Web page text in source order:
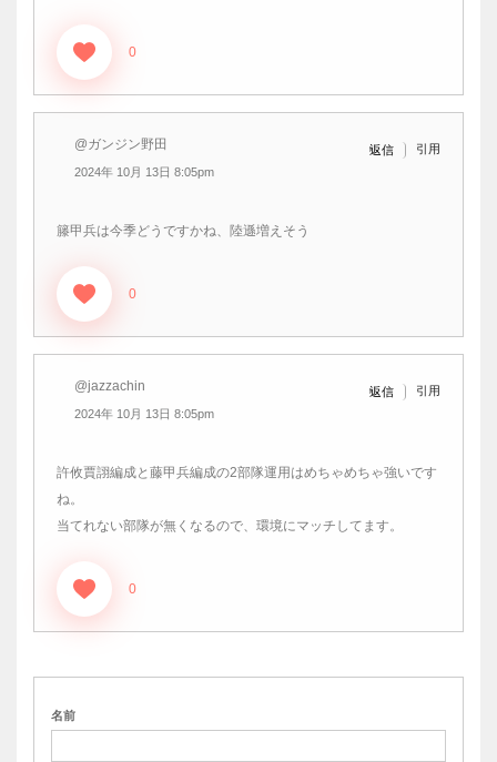
0
@ガンジン野田
2024年 10月 13日 8:05pm
返信 引用
籐甲兵は今季どうですかね、陸遜増えそう
0
@jazzachin
2024年 10月 13日 8:05pm
返信 引用
許攸賈詡編成と藤甲兵編成の2部隊運用はめちゃめちゃ強いです
ね。
当てれない部隊が無くなるので、環境にマッチしてます。
0
名前